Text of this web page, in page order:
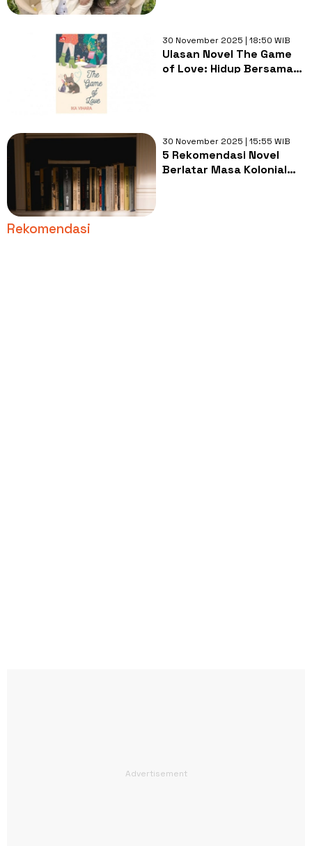
30 November 2025 | 18:50 WIB
Ulasan Novel The Game
of Love: Hidup Bersama
30 November 2025 | 15:55 WIB
5 Rekomendasi Novel
Berlatar Masa Kolonial
Rekomendasi